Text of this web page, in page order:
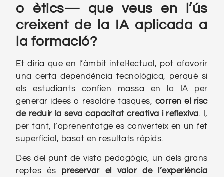
o ètics— que veus en l’ús
creixent de la IA aplicada a
la formació?
Et diria que en l’àmbit intel·lectual, pot afavorir
una certa dependència tecnològica, perquè si
els estudiants confien massa en la IA per
generar idees o resoldre tasques, corren el risc
de reduir la seva capacitat creativa i reflexiva. I,
per tant, l’aprenentatge es converteix en un fet
superficial, basat en resultats ràpids.
Des del punt de vista pedagògic, un dels grans
reptes és preservar el valor de l’experiència